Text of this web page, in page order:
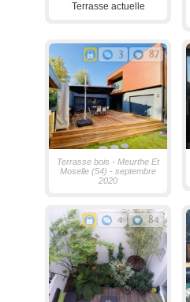
Terrasse actuelle
3 87
Terrasse bois - Meurthe Et
Moselle (54) - septembre
2020
4 84